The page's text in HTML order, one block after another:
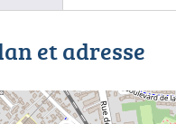
et adresse